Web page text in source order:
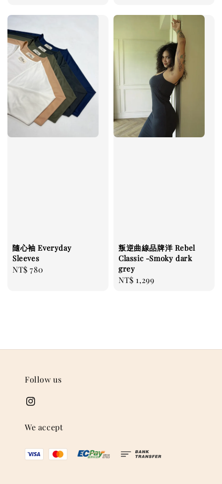
隨心袖 Everyday
Sleeves
Regular
NT$ 780
叛逆曲線品牌洋 Rebel
Classic -Smoky dark
grey
Regular
NT$ 1,299
Follow us
We accept